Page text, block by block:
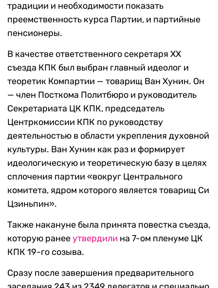
традиции и необходимости показать
преемственность курса Партии, и партийные
пенсионеры.
В качестве ответственного секретаря XX
съезда КПК был выбран главный идеолог и
теоретик Компартии — товарищ Ван Хунин. Он
— член Посткома Политбюро и руководитель
Секретариата ЦК КПК, председатель
Центркомиссии КПК по руководству
деятельностью в области укрепления духовной
культуры. Ван Хунин как раз и формирует
идеологическую и теоретическую базу в целях
сплочения партии «вокруг Центрального
комитета, ядром которого является товарищ Си
Цзиньпин».
Также накануне была принята повестка съезда,
которую ранееутвердили на 7-ом пленуме ЦК
КПК 19-го созыва.
Сразу после завершения предварительного